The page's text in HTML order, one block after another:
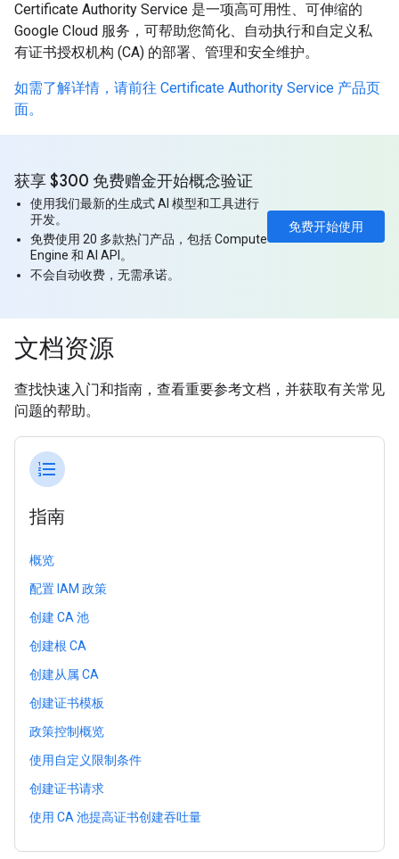
Certificate Authority Service 是一项高可用性、可伸缩的
Google Cloud 服务，可帮助您简化、自动执行和自定义私
有证书授权机构 (CA) 的部署、管理和安全维护。
如需了解详情，请前往 Certificate Authority Service 产品页
面。
免费开始使用
获享 $300 免费赠金开始概念验证
使用我们最新的生成式 AI 模型和工具进行
开发。
免费使用 20 多款热门产品，包括 Compute
Engine 和 AI API。
不会自动收费，无需承诺。
文档资源
查找快速入门和指南，查看重要参考文档，并获取有关常见
问题的帮助。
format_list_numbered
指南
概览
配置 IAM 政策
创建 CA 池
创建根 CA
创建从属 CA
创建证书模板
政策控制概览
使用自定义限制条件
创建证书请求
使用 CA 池提高证书创建吞吐量